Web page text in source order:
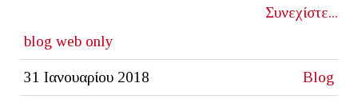
Συνεχίστε...
blog web only
31 Ιανουαρίου 2018 Blog